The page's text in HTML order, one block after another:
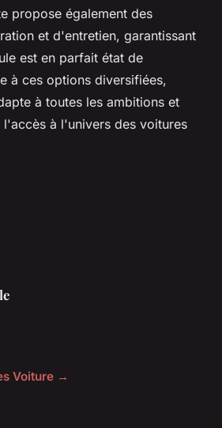
propose également des
et d'entretien, garantissant
est en parfait état de
à ces options diversifiées,
à toutes les ambitions et
à l'univers des voitures
Voiture →